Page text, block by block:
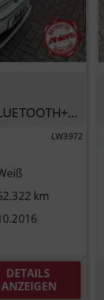
Lounge+ALLWETTER+PDC+BLUETOOTH+KLIMAAUTOMATIK+
LW3972
km
DETAILS
ANZEIGEN